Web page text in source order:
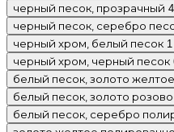
черный песок, прозрачный 4
черный песок, серебро
черный хром, белый песок 1
черный хром, черный песок
белый песок, золото
белый песок, золото
белый песок, серебро